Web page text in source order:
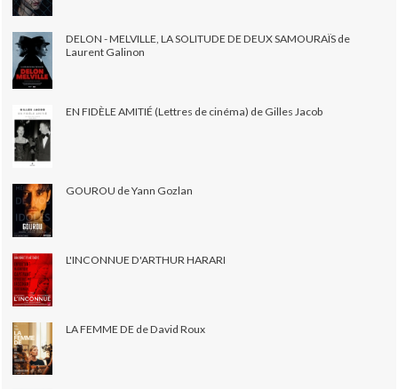
DELON - MELVILLE, LA SOLITUDE DE DEUX SAMOURAÏS de
Laurent Galinon
EN FIDÈLE AMITIÉ (Lettres de cinéma) de Gilles Jacob
GOUROU de Yann Gozlan
L'INCONNUE D'ARTHUR HARARI
LA FEMME DE de David Roux